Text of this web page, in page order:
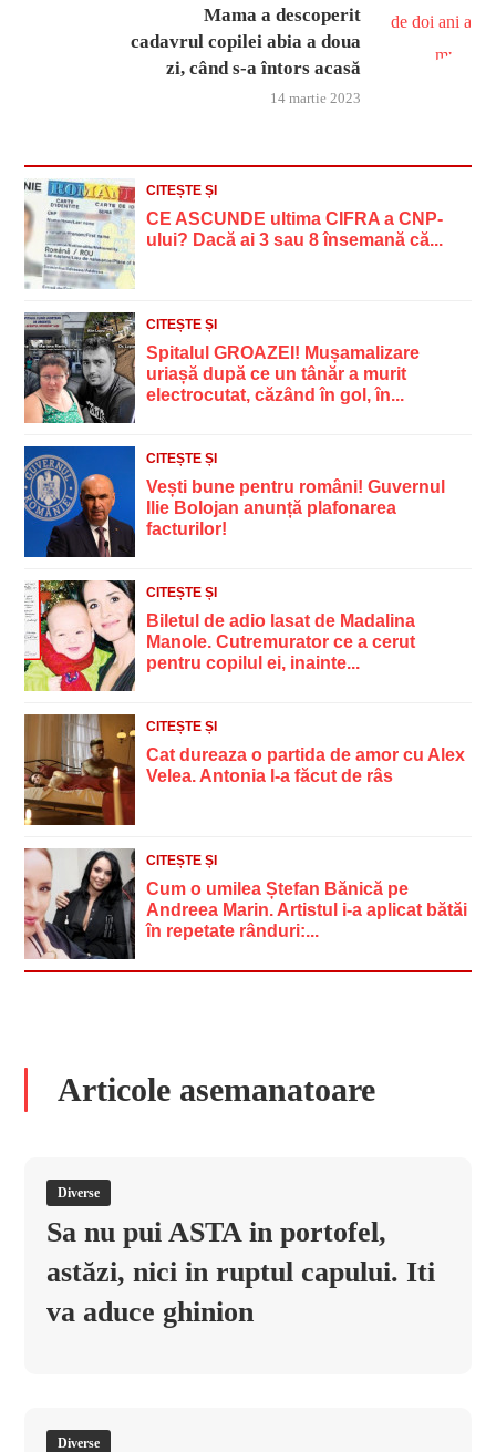
Mama a descoperit
cadavrul copilei abia a doua
zi, când s-a întors acasă
14 martie 2023
CITEȘTE ȘI
CE ASCUNDE ultima CIFRA a CNP-
ului? Dacă ai 3 sau 8 însemană că...
CITEȘTE ȘI
Spitalul GROAZEI! Mușamalizare
uriașă după ce un tânăr a murit
electrocutat, căzând în gol, în...
CITEȘTE ȘI
Vești bune pentru români! Guvernul
Ilie Bolojan anunță plafonarea
facturilor!
CITEȘTE ȘI
Biletul de adio lasat de Madalina
Manole. Cutremurator ce a cerut
pentru copilul ei, inainte...
CITEȘTE ȘI
Cat dureaza o partida de amor cu Alex
Velea. Antonia l-a făcut de râs
CITEȘTE ȘI
Cum o umilea Ștefan Bănică pe
Andreea Marin. Artistul i-a aplicat bătăi
în repetate rânduri:...
Articole asemanatoare
Diverse
Sa nu pui ASTA in portofel,
astăzi, nici in ruptul capului. Iti
va aduce ghinion
Diverse